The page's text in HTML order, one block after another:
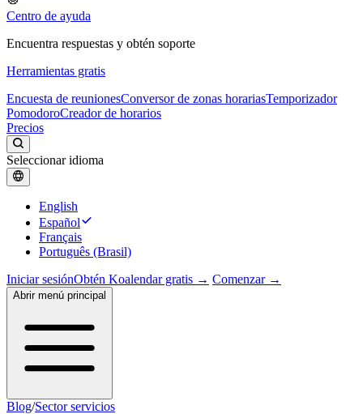
Centro de ayuda
Encuentra respuestas y obtén soporte
Herramientas gratis
Encuesta de reunionesConversor de zonas horariasTemporizador
PomodoroCreador de horarios
Precios
Seleccionar idioma
English
Español
Français
Português (Brasil)
Iniciar sesiónObtén Koalendar gratis → Comenzar →
Abrir menú principal
Blog/Sector servicios